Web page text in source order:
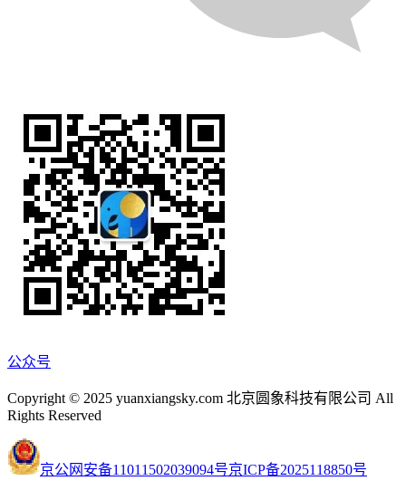
公众号
Copyright © 2025 yuanxiangsky.com 北京圆象科技有限公司 All
Rights Reserved
京公网安备11011502039094号京ICP备2025118850号